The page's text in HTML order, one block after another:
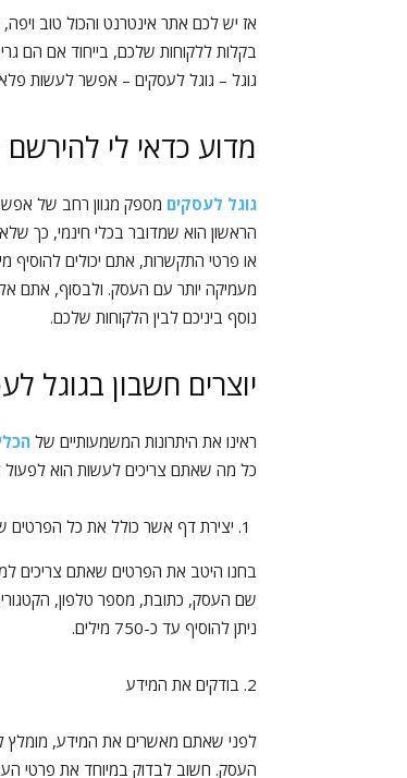
אז יש לכם אתר אינטרנט והכול טוב
בקלות ללקוחות שלכם, בייחוד אם הם
גוגל – גוגל לעסקים – אפשר לעשות
מדוע כדאי לי
גוגל לעסקים מספק מגוון רחב של
הראשון הוא שמדובר בכלי חינמי, כך
מעמיקה יותר עם העסק. ולבסוף, אתם
נוסף ביניכם לבין הלקוחות שלכם.
יוצרים חשבון בגוגל לעסקים ב-6
ראינו את היתרונות המשמעותיים של
כל מה שאתם צריכים לעשות הוא לפעול
יצירת דף אשר כולל את כל הפרטים
בחנו היטב את הפרטים שאתם צריכים
שם העסק, כתובת, מספר טלפון,
ניתן להוסיף עד כ-750 מילים.
2. בודקים את המידע
לפני שאתם מאשרים את המידע, מומלץ
העסק. חשוב לבדוק במיוחד את פרטי